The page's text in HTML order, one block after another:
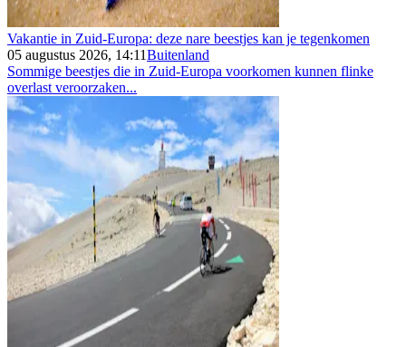
Vakantie in Zuid-Europa: deze nare beestjes kan je tegenkomen
05 augustus 2026, 14:11Buitenland
Sommige beestjes die in Zuid-Europa voorkomen kunnen flinke
overlast veroorzaken...